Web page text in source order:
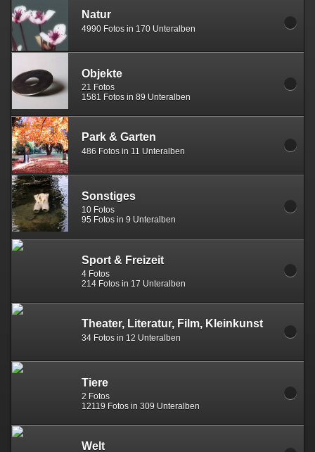
Natur
4990 Fotos in 170 Unteralben
Objekte
21 Fotos
1581 Fotos in 89 Unteralben
Park & Garten
486 Fotos in 11 Unteralben
Sonstiges
10 Fotos
95 Fotos in 9 Unteralben
Sport & Freizeit
4 Fotos
214 Fotos in 17 Unteralben
Theater, Literatur, Film, Kleinkunst
34 Fotos in 12 Unteralben
Tiere
2 Fotos
12119 Fotos in 309 Unteralben
Welt